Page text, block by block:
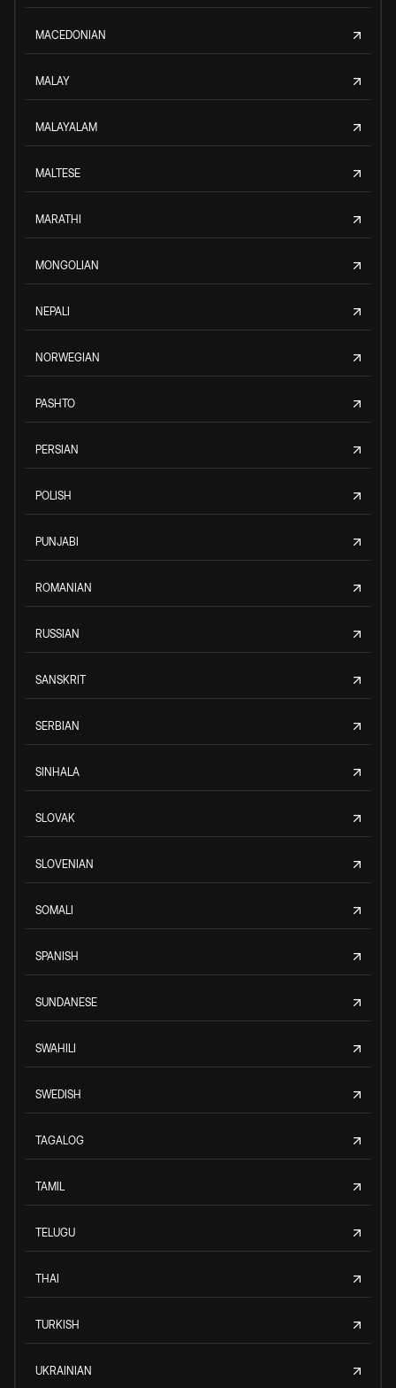
MACEDONIAN
MALAY
MALAYALAM
MALTESE
MARATHI
MONGOLIAN
NEPALI
NORWEGIAN
PASHTO
PERSIAN
POLISH
PUNJABI
ROMANIAN
RUSSIAN
SANSKRIT
SERBIAN
SINHALA
SLOVAK
SLOVENIAN
SOMALI
SPANISH
SUNDANESE
SWAHILI
SWEDISH
TAGALOG
TAMIL
TELUGU
THAI
TURKISH
UKRAINIAN